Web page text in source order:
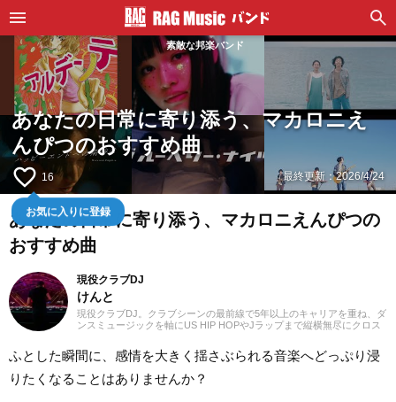
素敵な邦楽バンド
あなたの日常に寄り添う、マカロニえ
んぴつのおすすめ曲
favorite_border 16
お気に入りに登録
最終更新：2026/4/24
あなたの日常に寄り添う、マカロニえんぴつの
おすすめ曲
現役クラブDJ
けんと
現役クラブDJ。クラブシーンの最前線で5年以上のキャリアを重ね、ダ
ンスミュージックを軸にUS HIP HOPやJラップまで縦横無尽にクロス
自のグルーヴを生み出しフロアを魅了しています。
ふとした瞬間に、感情を大きく揺さぶられる音楽へどっぷり浸
りたくなることはありませんか？